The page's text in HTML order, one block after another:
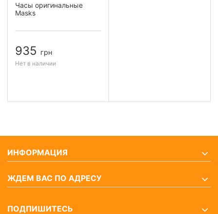
Часы оригинальные
Masks
935 грн
Нет в наличии
ИНФОРМАЦИЯ
ЖДЕМ ВАС ПО АДРЕСУ
ПОДПИШИТЕСЬ